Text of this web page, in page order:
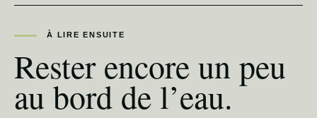
À LIRE ENSUITE
Rester encore un peu
au bord de l’eau.